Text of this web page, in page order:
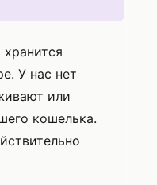
У нас нет
или
кошелька.